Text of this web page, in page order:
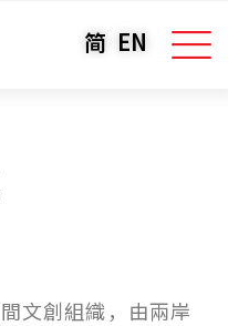
简 EN
文創組織，由兩岸